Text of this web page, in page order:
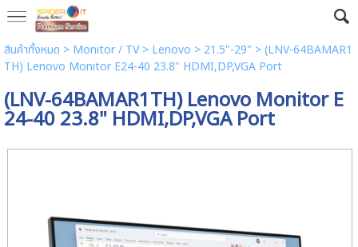
สินค้าทั้งหมด > Monitor / TV> Lenovo > 21.5"-29" > (LNV-64BAMAR1
TH) Lenovo Monitor E24-40 23.8" HDMI,DP,VGA Port
(LNV-64BAMAR1TH) Lenovo Monitor E
24-40 23.8" HDMI,DP,VGA Port